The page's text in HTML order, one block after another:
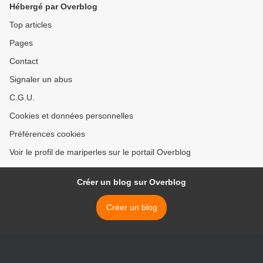
Hébergé par Overblog
Top articles
Pages
Contact
Signaler un abus
C.G.U.
Cookies et données personnelles
Préférences cookies
Voir le profil de mariperles sur le portail Overblog
Créer un blog sur Overblog
Créer un blog